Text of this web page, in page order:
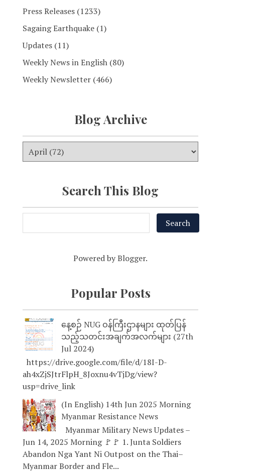
Press Releases (1233)
Sagaing Earthquake (1)
Updates (11)
Weekly News in English (80)
Weekly Newsletter (466)
Blog Archive
Search This Blog
Powered byBlogger.
Popular Posts
နေ့စဉ် NUG ဝန်ကြီးဌာနများ ထုတ်ပြန်
သည့်သတင်းအချက်အလက်များ (27th
Jul 2024)
https://drive.google.com/file/d/18I-D-
ah4xZjSJtrFlpH_8Joxnu4vTjDg/view?
usp=drive_link
(In English) 14th Jun 2025 Morning
Myanmar Resistance News
Myanmar Military News Updates –
Jun 14, 2025 Morning 🚩🚩 1. Junta Soldiers
Abandon Nga Yant Ni Outpost on the Thai–
Myanmar Border and Fle...